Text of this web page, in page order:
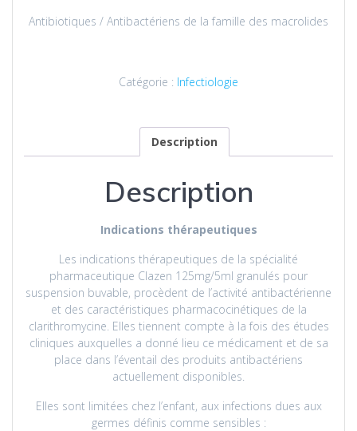
Antibiotiques / Antibactériens de la famille des macrolides
Catégorie : Infectiologie
Description
Description
Indications thérapeutiques
Les indications thérapeutiques de la spécialité
pharmaceutique Clazen 125mg/5ml granulés pour
suspension buvable, procèdent de l’activité antibactérienne
et des caractéristiques pharmacocinétiques de la
clarithromycine. Elles tiennent compte à la fois des études
cliniques auxquelles a donné lieu ce médicament et de sa
place dans l’éventail des produits antibactériens
actuellement disponibles.
Elles sont limitées chez l’enfant, aux infections dues aux
germes définis comme sensibles :